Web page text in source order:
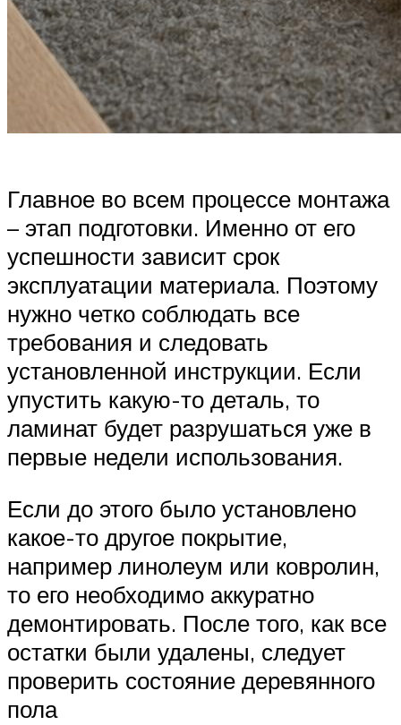
Главное во всем процессе монтажа
– этап подготовки. Именно от его
успешности зависит срок
эксплуатации материала. Поэтому
нужно четко соблюдать все
требования и следовать
установленной инструкции. Если
упустить какую-то деталь, то
ламинат будет разрушаться уже в
первые недели использования.
Если до этого было установлено
какое-то другое покрытие,
например линолеум или ковролин,
то его необходимо аккуратно
демонтировать. После того, как все
остатки были удалены, следует
проверить состояние деревянного
пола